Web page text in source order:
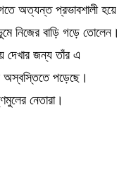
অত্যন্ত প্রভাবশালী হয়ে
নিজের বাড়ি গড়ে তোলেন।
দেখার জন্য তাঁর এ
পড়েছে।
নেতারা।